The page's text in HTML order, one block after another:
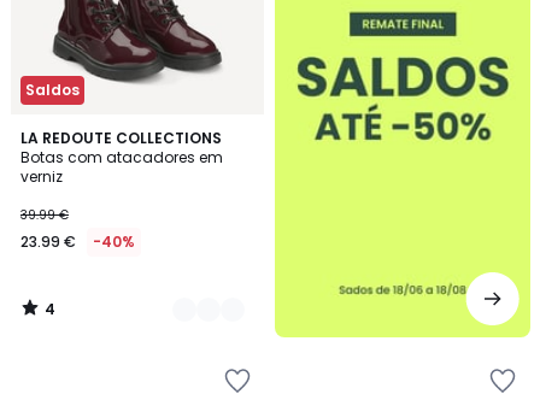
Saldos
LA REDOUTE COLLECTIONS
Botas com atacadores em
verniz
39.99 €
23.99 € -40%
4
/
5
3
Cores
4
/